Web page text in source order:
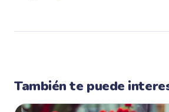
También te puede